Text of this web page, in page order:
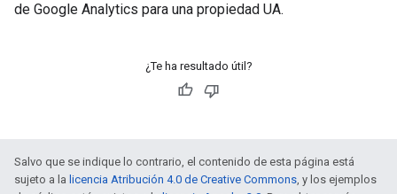
de Google Analytics para una propiedad UA.
¿Te ha resultado útil?
Salvo que se indique lo contrario, el contenido de esta página está
sujeto a la licencia Atribución 4.0 de Creative Commons, y los ejemplos